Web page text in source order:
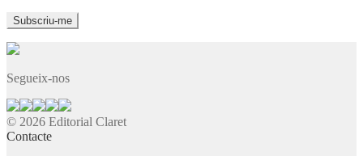
Segueix-nos
© 2026 Editorial Claret
Contacte